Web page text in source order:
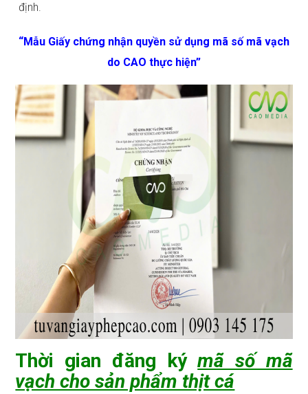
định.
“Mẫu Giấy chứng nhận quyền sử dụng mã số mã vạch
do CAO thực hiện”
Thời gian đăng kýmã số mã
vạch cho sản phẩm thịt cá